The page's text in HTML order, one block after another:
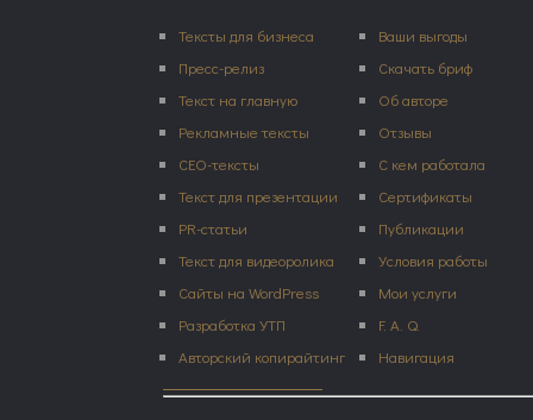
Тексты для бизнеса
Пресс-релиз
Текст на главную
Рекламные тексты
СЕО-тексты
Текст для презентации
PR-статьи
Текст для видеоролика
Сайты на WordPress
Разработка УТП
Авторский копирайтинг
Ваши выгоды
Скачать бриф
Об авторе
Отзывы
С кем работала
Сертификаты
Публикации
Условия работы
Мои услуги
F. A. Q.
Навигация